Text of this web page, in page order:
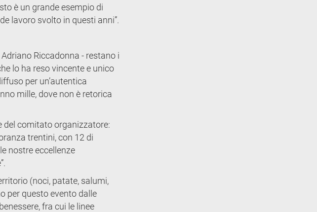
è un grande esempio di
lavoro svolto in questi anni”.
Riccadonna - restano i
lo ha reso vincente e unico
per un’autentica
mille, dove non è retorica
del comitato organizzatore:
trentini, con 12 di
nostre eccellenze
(noci, patate, salumi,
per questo evento dalle
fra cui le linee